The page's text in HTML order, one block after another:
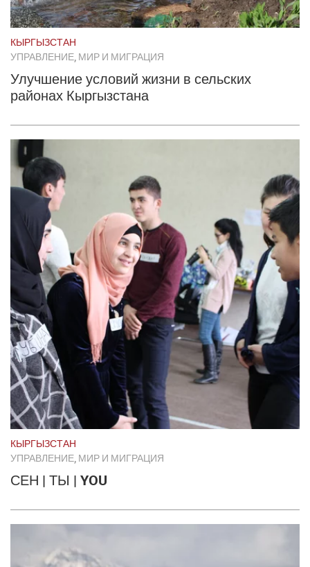
КЫРГЫЗСТАН
УПРАВЛЕНИЕ, МИР И МИГРАЦИЯ
Улучшение условий жизни в сельских
районах Кыргызстана
КЫРГЫЗСТАН
УПРАВЛЕНИЕ, МИР И МИГРАЦИЯ
СЕН | ТЫ | YOU